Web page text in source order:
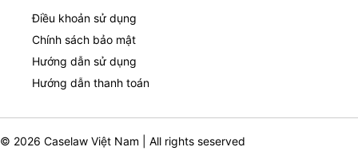
Điều khoản sử dụng
Chính sách bảo mật
Hướng dẫn sử dụng
Hướng dẫn thanh toán
© 2026 Caselaw Việt Nam | All rights seserved